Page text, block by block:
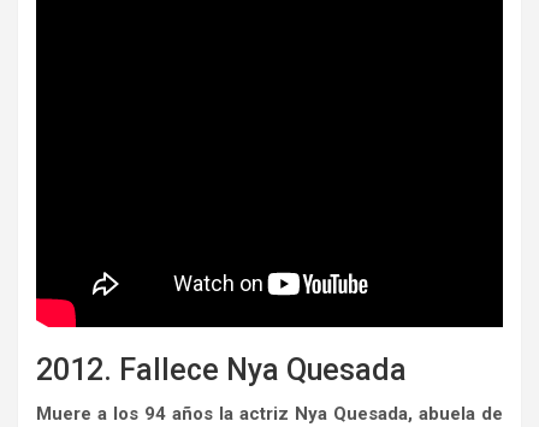
2012. Fallece Nya Quesada
Muere a los 94 años la actriz Nya Quesada, abuela de